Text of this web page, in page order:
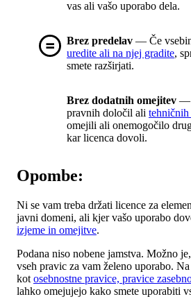
vas ali vašo uporabo dela.
Brez predelav — Če
uredite ali na njej gradite,
smete razširjati.
Brez dodatnih omejitev —
pravnih določil ali
omejili ali onemogočilo
kar licenca dovoli.
Opombe:
Ni se vam treba držati licence za
javni domeni, ali kjer vašo uporabo
izjeme in omejitve.
Podana niso nobene jamstva. Možno
vseh pravic za vam želeno uporabo.
kot osebnostne pravice, pravice
lahko omejujejo kako smete uporabiti